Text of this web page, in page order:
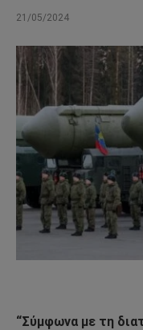
21/05/2024
“Σύμφωνα με τη